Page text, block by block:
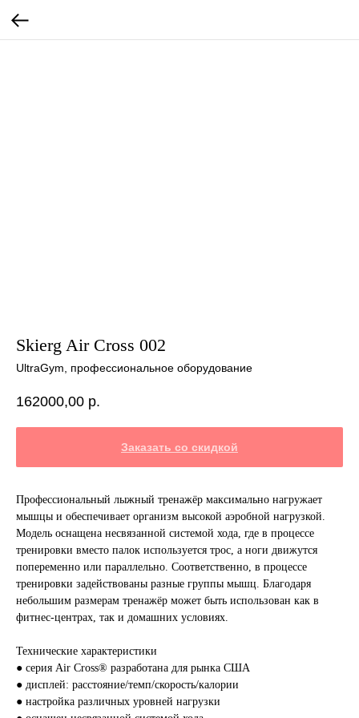
Skierg Air Cross 002
UltraGym, профессиональное оборудование
162000,00 р.
Заказать со скидкой
Профессиональный лыжный тренажёр максимально нагружает
мышцы и обеспечивает организм высокой аэробной нагрузкой.
Модель оснащена несвязанной системой хода, где в процессе
тренировки вместо палок используется трос, а ноги движутся
попеременно или параллельно. Соответственно, в процессе
тренировки задействованы разные группы мышц. Благодаря
небольшим размерам тренажёр может быть использован как в
фитнес-центрах, так и домашних условиях.
Технические характеристики
● серия Air Cross® разработана для рынка США
● дисплей: расстояние/темп/скорость/калории
● настройка различных уровней нагрузки